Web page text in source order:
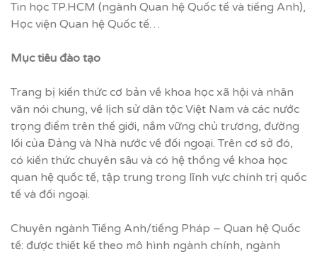
Tin học TP.HCM (ngành Quan hệ Quốc tế và tiếng Anh),
Học viện Quan hệ Quốc tế…
Mục tiêu đào tạo
Trang bị kiến thức cơ bản về khoa học xã hội và nhân
văn nói chung, về lịch sử dân tộc Việt Nam và các nước
trọng điểm trên thế giới, nắm vững chủ trương, đường
lối của Đảng và Nhà nước về đối ngoại. Trên cơ sở đó,
có kiến thức chuyên sâu và có hệ thống về khoa học
quan hệ quốc tế, tập trung trong lĩnh vực chính trị quốc
tế và đối ngoại.
Chuyên ngành Tiếng Anh/tiếng Pháp – Quan hệ Quốc
tế: được thiết kế theo mô hình ngành chính, ngành